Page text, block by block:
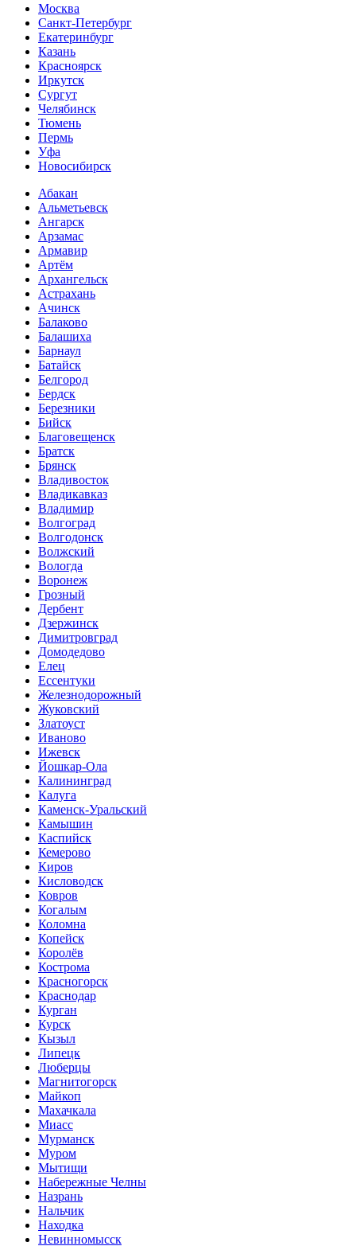
Москва
Санкт-Петербург
Екатеринбург
Казань
Красноярск
Иркутск
Сургут
Челябинск
Тюмень
Пермь
Уфа
Новосибирск
Абакан
Альметьевск
Ангарск
Арзамас
Армавир
Артём
Архангельск
Астрахань
Ачинск
Балаково
Балашиха
Барнаул
Батайск
Белгород
Бердск
Березники
Бийск
Благовещенск
Братск
Брянск
Владивосток
Владикавказ
Владимир
Волгоград
Волгодонск
Волжский
Вологда
Воронеж
Грозный
Дербент
Дзержинск
Димитровград
Домодедово
Елец
Ессентуки
Железнодорожный
Жуковский
Златоуст
Иваново
Ижевск
Йошкар-Ола
Калининград
Калуга
Каменск-Уральский
Камышин
Каспийск
Кемерово
Киров
Кисловодск
Ковров
Когалым
Коломна
Копейск
Королёв
Кострома
Красногорск
Краснодар
Курган
Курск
Кызыл
Липецк
Люберцы
Магнитогорск
Майкоп
Махачкала
Миасс
Мурманск
Муром
Мытищи
Набережные Челны
Назрань
Нальчик
Находка
Невинномысск